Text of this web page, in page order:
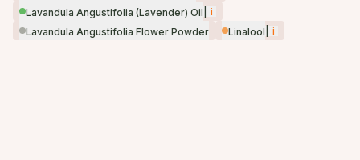
Lavandula Angustifolia (Lavender) Oil
i
Lavandula Angustifolia Flower Powder
Linalool i